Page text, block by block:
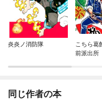
炎炎ノ消防隊
こちら葛
前派出所
同じ作者の本